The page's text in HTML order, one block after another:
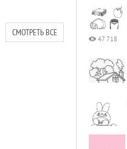
СМОТРЕТЬ ВСЕ
47 718